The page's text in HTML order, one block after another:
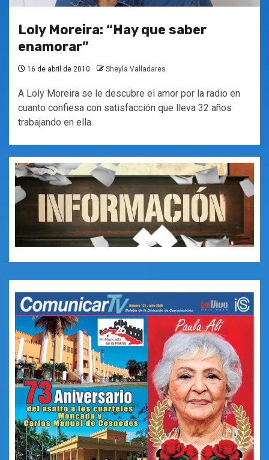
Loly Moreira: “Hay que saber
enamorar”
16 de abril de 2010 Sheyla Valladares
A Loly Moreira se le descubre el amor por la radio en
cuanto confiesa con satisfacción que lleva 32 años
trabajando en ella.